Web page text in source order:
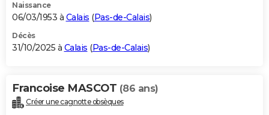
Naissance
06/03/1953 à Calais (Pas-de-Calais)
Décès
31/10/2025 à Calais (Pas-de-Calais)
Francoise MASCOT (86 ans)
Créer une cagnotte obsèques